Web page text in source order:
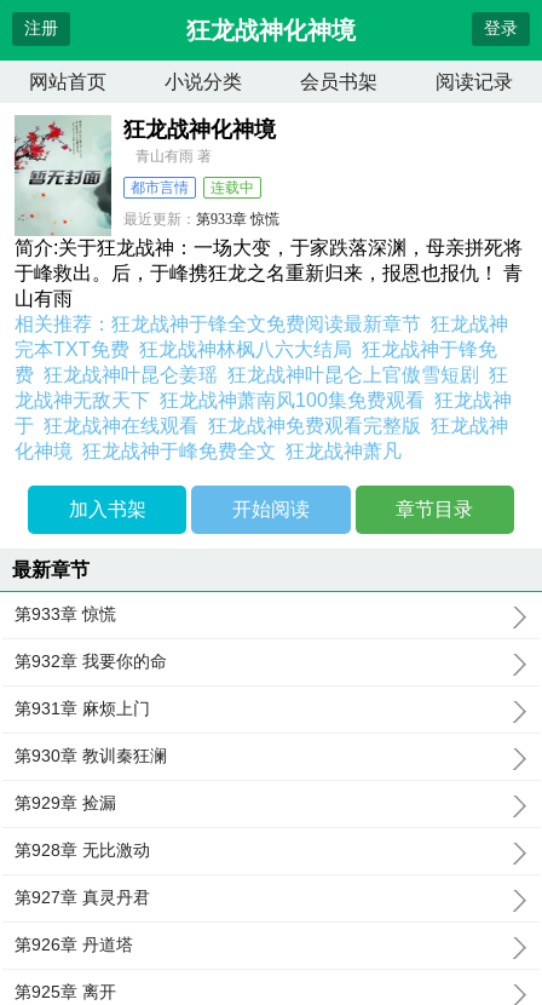
注册 狂龙战神化神境 登录
网站首页 小说分类 会员书架 阅读记录
狂龙战神化神境
青山有雨 著
都市言情
连载中
最近更新：第933章 惊慌
更新时间：2026-04-10 21:27:58
简介:关于狂龙战神：一场大变，于家跌落深渊，母亲拼死将
于峰救出。后，于峰携狂龙之名重新归来，报恩也报仇！ 青
山有雨
相关推荐：狂龙战神于锋全文免费阅读最新章节狂龙战神
完本TXT免费狂龙战神林枫八六大结局狂龙战神于锋免
费狂龙战神叶昆仑姜瑶狂龙战神叶昆仑上官傲雪短剧狂
龙战神无敌天下狂龙战神萧南风100集免费观看狂龙战神
于狂龙战神在线观看狂龙战神免费观看完整版狂龙战神
化神境狂龙战神于峰免费全文狂龙战神萧凡
加入书架 开始阅读 章节目录
最新章节
第933章 惊慌
第932章 我要你的命
第931章 麻烦上门
第930章 教训秦狂澜
第929章 捡漏
第928章 无比激动
第927章 真灵丹君
第926章 丹道塔
第925章 离开